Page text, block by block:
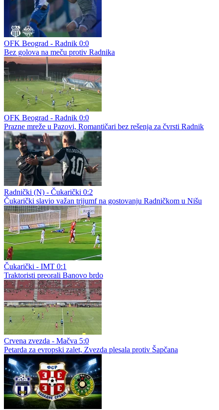
OFK Beograd - Radnik 0:0
Bez golova na meču protiv Radnika
OFK Beograd - Radnik 0:0
Prazne mreže u Pazovi, Romantičari bez rešenja za čvrsti Radnik
Radnički (N) - Čukarički 0:2
Čukarički slavio važan trijumf na gostovanju Radničkom u Nišu
Čukarički - IMT 0:1
Traktoristi preorali Banovo brdo
Crvena zvezda - Mačva 5:0
Petarda za evropski zalet, Zvezda plesala protiv Šapčana